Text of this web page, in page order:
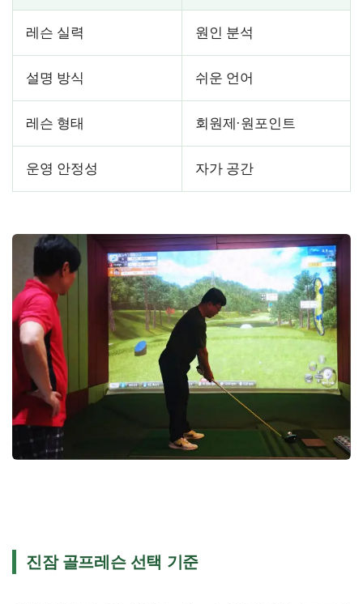
레슨 실력 원인 분석
설명 방식 쉬운 언어
레슨 형태 회원제·원포인트
운영 안정성 자가 공간
진잠 골프레슨 선택 기준